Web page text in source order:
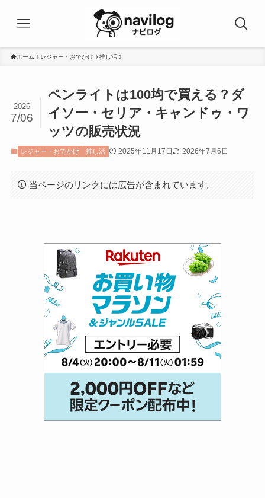
ホーム レジャー・おでかけ 推し活
ペンライトは100均で買える？ダ
イソー・セリア・キャンドゥ・ワ
ッツの販売状況
2026
7/06
レジャー・おでかけ 推し活 2025年11月17日 2026年7月6日
当ページのリンクには広告が含まれています。